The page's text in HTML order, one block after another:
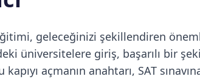
geleceğinizi şekillendiren
üniversitelere giriş, başarılı bir
kapıyı açmanın anahtarı, SAT